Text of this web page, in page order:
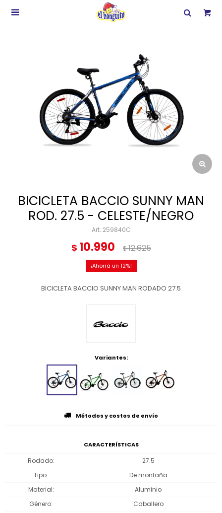

BICICLETA BACCIO SUNNY MAN
ROD. 27.5 - CELESTE/NEGRO
259840C
$ 10.990 $12.625
12
BICICLETA BACCIO SUNNY MAN RODADO 27.5
Variantes:
Métodos y costos de envío
CARACTERÍSTICAS
Rodado
27.5
Tipo
De montaña
Material
Aluminio
Género
Caballero